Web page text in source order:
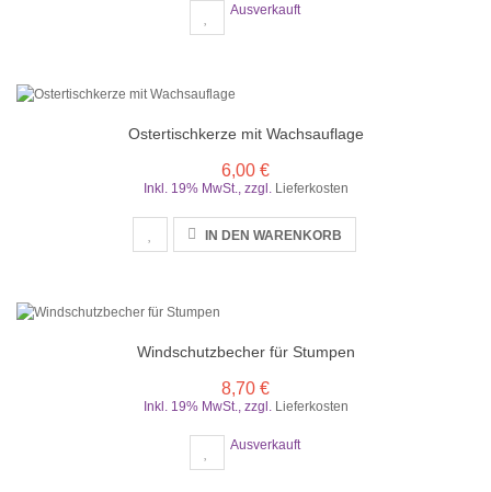
Ausverkauft
Ostertischkerze mit Wachsauflage
6,00 €
Inkl. 19% MwSt., zzgl. Lieferkosten
IN DEN WARENKORB
Windschutzbecher für Stumpen
8,70 €
Inkl. 19% MwSt. zzgl. Lieferkosten
Ausverkauft